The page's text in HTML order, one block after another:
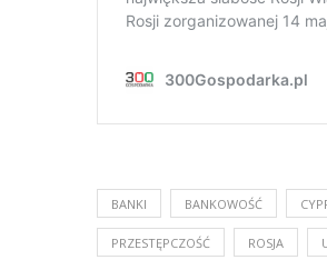
BANKI BANKOWOŚĆ
PRZESTĘPCZOŚĆ ROSJA